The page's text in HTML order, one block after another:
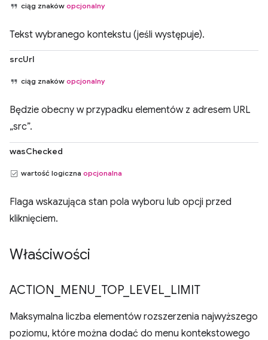
ciąg znaków opcjonalny
Tekst wybranego kontekstu (jeśli występuje).
srcUrl
ciąg znaków opcjonalny
Będzie obecny w przypadku elementów z adresem URL
„src”.
wasChecked
wartość logiczna opcjonalna
Flaga wskazująca stan pola wyboru lub opcji przed
kliknięciem.
Właściwości
ACTION MENU TOP_ LEVEL LIMIT
Maksymalna liczba elementów rozszerzenia najwyższego
poziomu, które można dodać do menu kontekstowego